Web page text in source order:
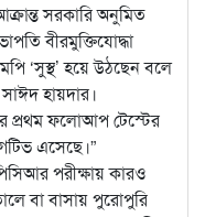
সরকারি অনুমিত
বীরমুক্তিযোদ্ধা
‘সুস্থ’ হয়ে উঠছেন বলে
হায়দার।
প্রথম ফলোআপ টেস্টের
এসেছে।”
পরীক্ষায় কারও
বা বাসায় পুরোপুরি